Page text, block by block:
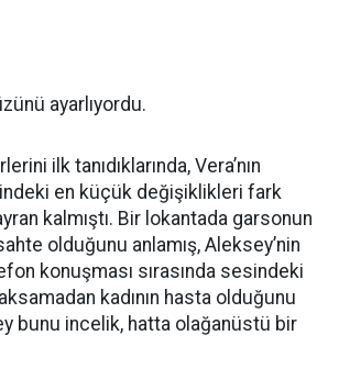
ayarlıyordu.
ilk tanıdıklarında, Vera’nın
en küçük değişiklikleri fark
kalmıştı. Bir lokantada garsonun
olduğunu anlamış, Aleksey’nin
konuşması sırasında sesindeki
kadının hasta olduğunu
bunu incelik, hatta olağanüstü bir